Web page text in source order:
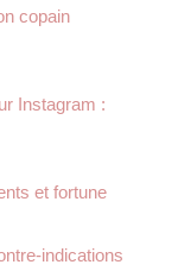
copain
Instagram :
et fortune
indications